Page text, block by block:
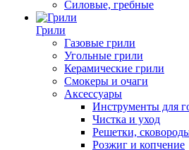
Силовые, гребные
Грили
Газовые грили
Угольные грили
Керамические грили
Смокеры и очаги
Аксессуары
Инструменты для
Чистка и уход
Решетки,
Розжиг и копчение